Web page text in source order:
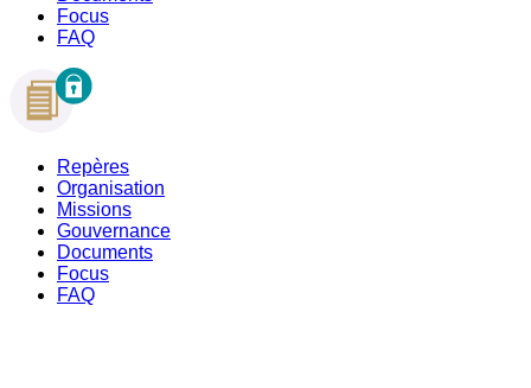
Focus
FAQ
Repères
Organisation
Missions
Gouvernance
Documents
Focus
FAQ